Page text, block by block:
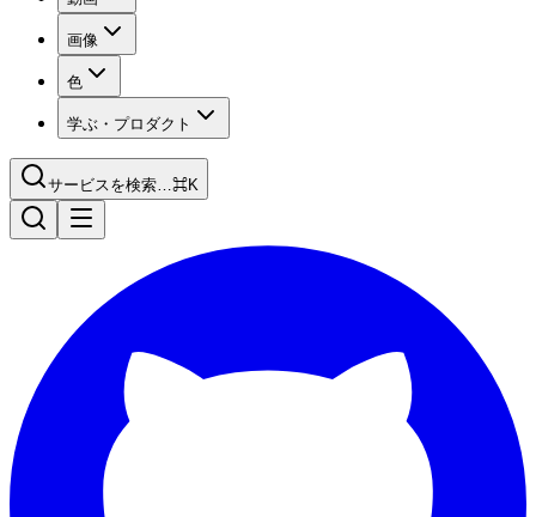
画像
色
学ぶ・プロダクト
サービスを検索…⌘K